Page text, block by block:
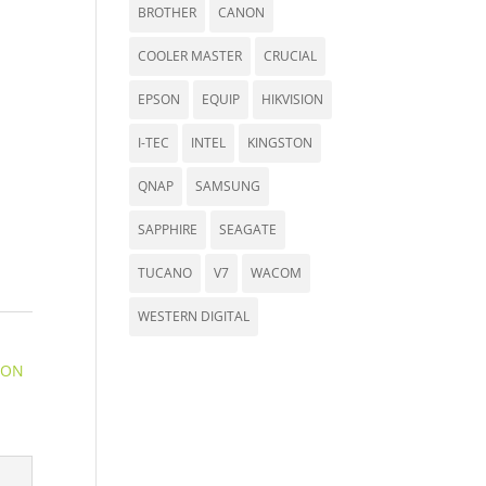
BROTHER CANON
COOLER MASTER CRUCIAL
EPSON EQUIP HIKVISION
I-TEC INTEL KINGSTON
QNAP SAMSUNG
SAPPHIRE SEAGATE
TUCANO V7 WACOM
WESTERN DIGITAL